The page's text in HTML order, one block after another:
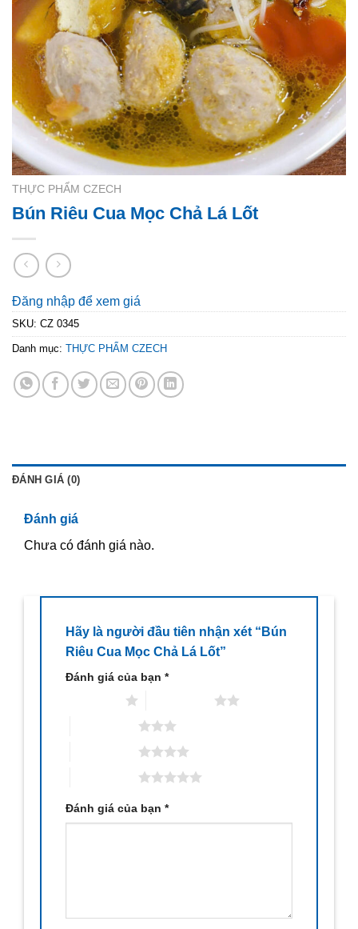
THỰC PHẨM CZECH
Bún Riêu Cua Mọc Chả Lá Lốt
Đăng nhập để xem giá
SKU: CZ 0345
Danh mục: THỰC PHẨM CZECH
ĐÁNH GIÁ (0)
Đánh giá
Chưa có đánh giá nào.
Hãy là người đầu tiên nhận xét “Bún
Riêu Cua Mọc Chả Lá Lốt”
Đánh giá của bạn *
Đánh giá của bạn *